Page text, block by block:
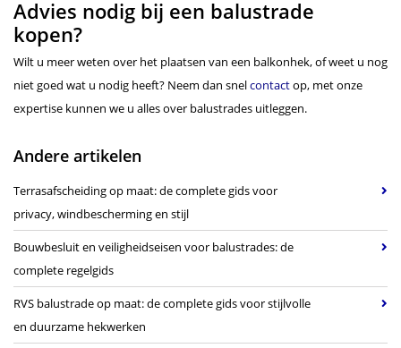
Advies nodig bij een balustrade
kopen?
Wilt u meer weten over het plaatsen van een balkonhek, of weet u nog
niet goed wat u nodig heeft? Neem dan snelcontactop, met onze
expertise kunnen we u alles over balustrades uitleggen.
Andere artikelen
Terrasafscheiding op maat: de complete gids voor
privacy, windbescherming en stijl
Bouwbesluit en veiligheidseisen voor balustrades: de
complete regelgids
RVS balustrade op maat: de complete gids voor stijlvolle
en duurzame hekwerken